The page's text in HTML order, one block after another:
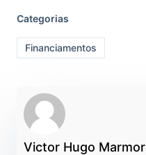
Categorias
Financiamentos
Victor Hugo